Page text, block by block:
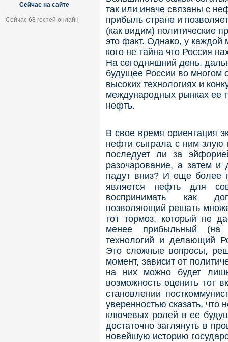
Сейчас на сайте
Сейчас 68 гостей онлайн
так или иначе связаны с
прибыль стране и
(как видим) политические
это факт. Однако, у каждой
кого не тайна что Россия
На сегодняшний день,
будущее России во многом
высоких технологиях и
международных рынках ее
нефть.
В свое время ориентация
нефти сыграла с ним злую
последует ли за
разочарование, а затем
падут вниз? И еще более
является нефть для
воспринимать как
позволяющий решать
тот тормоз, который не
менее прибыльный (на
технологий и делающий
Это сложные вопросы,
момент, зависит от
на них можно будет
возможность оценить тот
становлении
уверенностью сказать, что
ключевых ролей в ее
достаточно заглянуть в
новейшую историю